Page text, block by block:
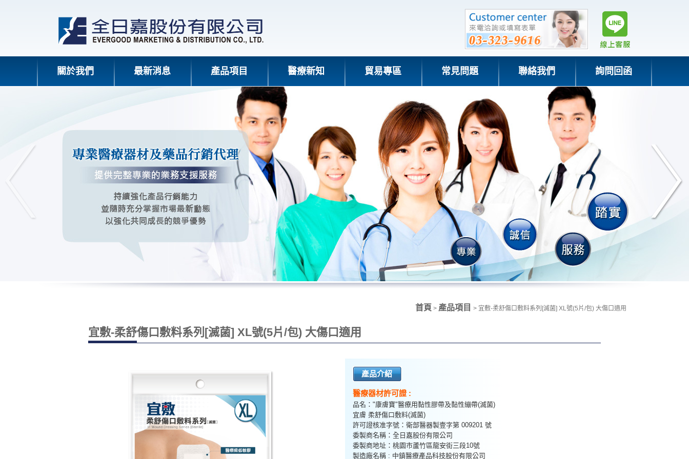
關於我們 最新消息 產品項目 醫療新知 貿易專區 常見問題 聯絡我們 詢問回函
首頁 > 產品項目 > 宜敷-柔舒傷口敷料系列[滅菌] XL號(5片/包) 大傷口適用
宜敷-柔舒傷口敷料系列[滅菌] XL號(5片/包) 大傷口適用
產品介紹
醫療器材許可證 :
品名："康膚寶"醫療用黏性膠帶及黏性繃帶(滅菌)
宜膚 柔舒傷口敷料(滅菌)
許可證核准字號：衛部醫器製壹字第 009201 號
委製商名稱：全日嘉股份有限公司
委製商地址： 桃園市蘆竹區龍安街三段10號
製造廠名稱 : 中鎮醫療產品科技股份有限公司